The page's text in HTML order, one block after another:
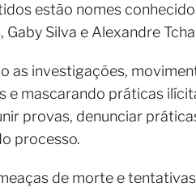
estão nomes
Gaby Silva e Alexandre
as investigações,
e mascarando práticas
provas, denunciar
processo.
de morte e